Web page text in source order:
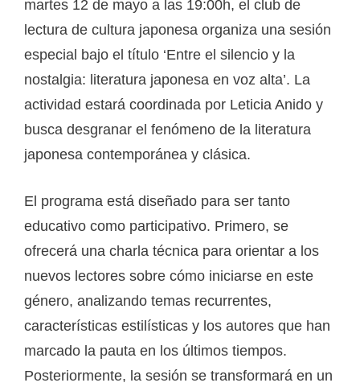
martes 12 de mayo a las 19:00h, el club de
lectura de cultura japonesa organiza una sesión
especial bajo el título ‘Entre el silencio y la
nostalgia: literatura japonesa en voz alta’. La
actividad estará coordinada por Leticia Anido y
busca desgranar el fenómeno de la literatura
japonesa contemporánea y clásica.
El programa está diseñado para ser tanto
educativo como participativo. Primero, se
ofrecerá una charla técnica para orientar a los
nuevos lectores sobre cómo iniciarse en este
género, analizando temas recurrentes,
características estilísticas y los autores que han
marcado la pauta en los últimos tiempos.
Posteriormente, la sesión se transformará en un